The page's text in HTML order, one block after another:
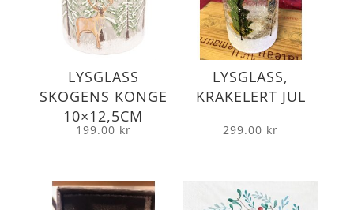
LYSGLASS
SKOGENS KONGE
10×12,5CM
199.00 kr
LYSGLASS,
KRAKELERT JUL
299.00 kr